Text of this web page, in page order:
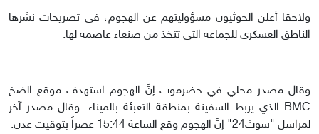
ولاحقا أعلن الحوثيون مسؤوليتهم عن الهجوم، في تصريحات نشرها
الناطق العسكري للجماعة التي تتخذ من صنعاء عاصمة لها.
وقال مصدر محلي في حضرموت إنَّ الهجوم استهدف موقع الضخ
BMC الذي يربط السفينة بمنطقة التعبئة بالميناء. وقال مصدر آخر
لمراسل "سوث24" إنَّ الهجوم وقع الساعة 15:44 عصراً بتوقيت عدن.